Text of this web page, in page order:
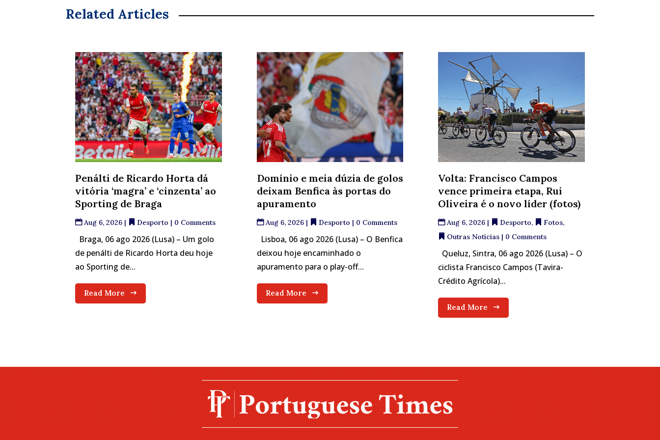
Related Articles
Penálti de Ricardo Horta dá
vitória ‘magra’ e ‘cinzenta’ ao
Sporting de Braga
Aug 6, 2026 | Desporto | 0 Comments
Braga, 06 ago 2026 (Lusa) – Um golo
de penálti de Ricardo Horta deu hoje
ao Sporting de...
Read More
Domínio e meia dúzia de golos
deixam Benfica às portas do
apuramento
Aug 6, 2026| Desporto | 0 Comments
Lisboa, 06 ago 2026 (Lusa) – O Benfica
deixou hoje encaminhado o
apuramento para o play-off...
Read More
Volta: Francisco Campos
vence primeira etapa, Rui
Oliveira é o novo líder (fotos)
Aug 6, 2026| Desporto, Fotos,
Outras Notícias| 0 Comments
Queluz, Sintra, 06 ago 2026 (Lusa) – O
ciclista Francisco Campos (Tavira-
Crédito Agrícola)...
Read More